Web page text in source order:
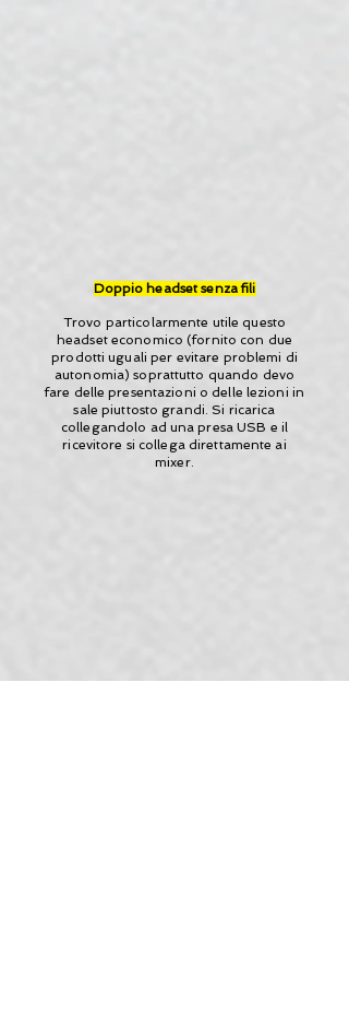
Doppio headset senza fili
Trovo particolarmente utile questo
headset economico (fornito con due
prodotti uguali per evitare problemi di
autonomia) soprattutto quando devo
fare delle presentazioni o delle lezioni in
sale piuttosto grandi. Si ricarica
collegandolo ad una presa USB e il
ricevitore si collega direttamente ai
mixer.